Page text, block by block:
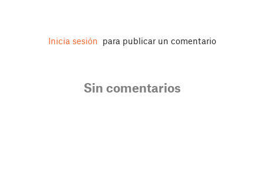
Inicia sesión para publicar un comentario
Sin comentarios